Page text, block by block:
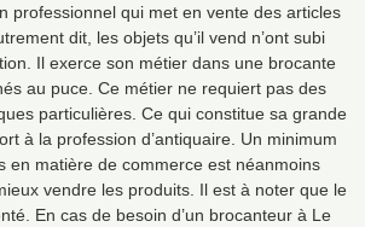
professionnel qui met en vente des articles
dit, les objets qu’il vend n’ont subi
Il exerce son métier dans une brocante
au puce. Ce métier ne requiert pas des
particulières. Ce qui constitue sa grande
à la profession d’antiquaire. Un minimum
en matière de commerce est néanmoins
vendre les produits. Il est à noter que le
En cas de besoin d’un brocanteur à Le